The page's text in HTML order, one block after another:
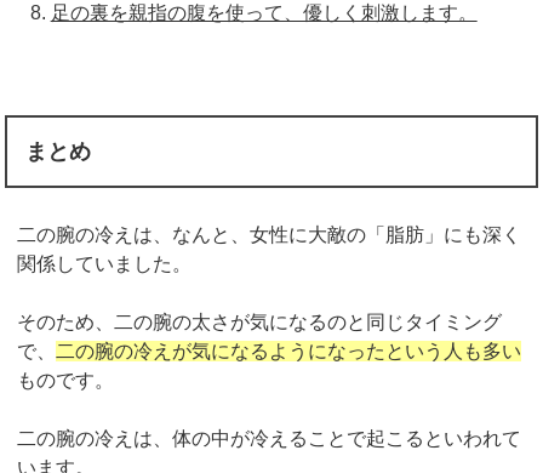
足の裏を親指の腹を使って、優しく刺激します。
まとめ
二の腕の冷えは、なんと、女性に大敵の「脂肪」にも深く
関係していました。
そのため、二の腕の太さが気になるのと同じタイミング
で、 二の腕の冷えが気になるようになったという人も多い
ものです。
二の腕の冷えは、体の中が冷えることで起こるといわれて
います。